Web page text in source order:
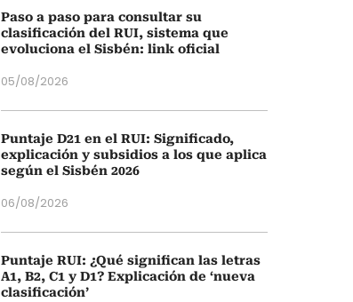
Paso a paso para consultar su
clasificación del RUI, sistema que
evoluciona el Sisbén: link oficial
05/08/2026
Puntaje D21 en el RUI: Significado,
explicación y subsidios a los que aplica
según el Sisbén 2026
06/08/2026
Puntaje RUI: ¿Qué significan las letras
A1, B2, C1 y D1? Explicación de ‘nueva
clasificación’